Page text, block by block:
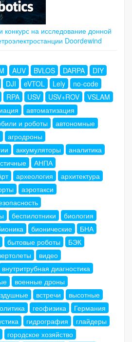
на исследование донной
Doordewind
AUV BVLOS DARPA
DIY
DJI eVTOL Lely
no-code
RPA USV USV+ROV
VSLAM
автоматизация
и роботы
автономные
агродроны
аккумуляторы
аналитика
АНПА
археология
архитектура
аэротакси
беспилотники
биология
бионические
БНА
бытовые роботы
БЭК
видео
внутритрубная диагностика
военные дроны
встречи
высотные
геофизика
Германия
гидрография
глайдеры
городское хозяйство